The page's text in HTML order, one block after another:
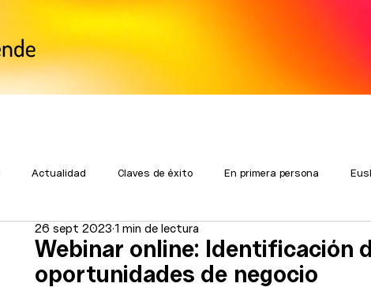
Actualidad Claves de éxito En primera persona
Premios Emprende
Webinar online: Identificación
oportunidades de negocio
26 sept 2023 1 min de lectura